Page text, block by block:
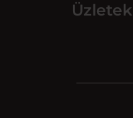
Üzletek